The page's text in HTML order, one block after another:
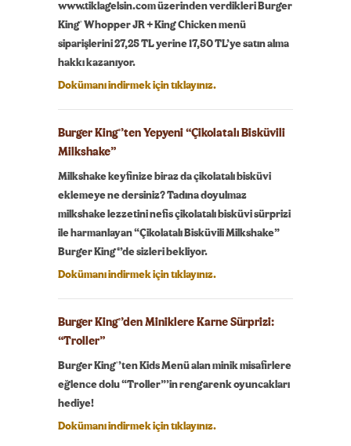
www.tiklagelsin.com üzerinden verdikleri Burger
King® Whopper JR + King Chicken menü
siparişlerini 27,25 TL yerine 17,50 TL’ye satın alma
hakkı kazanıyor.
Dokümanı indirmek için tıklayınız.
Burger King®’ten Yepyeni “Çikolatalı Bisküvili
Milkshake”
Milkshake keyfinize biraz da çikolatalı bisküvi
eklemeye ne dersiniz? Tadına doyulmaz
milkshake lezzetini nefis çikolatalı bisküvi sürprizi
ile harmanlayan “Çikolatalı Bisküvili Milkshake”
Burger King®’de sizleri bekliyor.
Dokümanı indirmek için tıklayınız.
Burger King®’den Miniklere Karne Sürprizi:
“Troller”
Burger King®’ten Kids Menü alan minik misafirlere
eğlence dolu “Troller”’in rengarenk oyuncakları
hediye!
Dokümanı indirmek için tıklayınız.